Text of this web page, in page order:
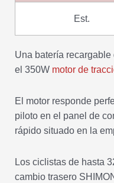
Est.
Una batería
el 350W motor de
El motor responde
piloto en el panel de
rápido situado en la
Los ciclistas de hasta
cambio trasero